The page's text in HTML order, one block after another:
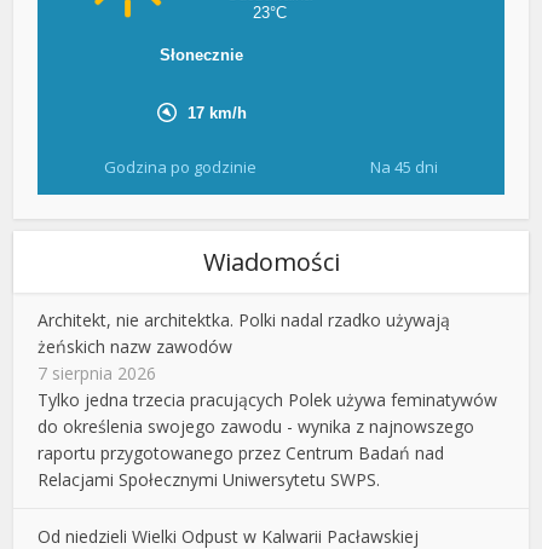
Godzina po godzinie Na 45 dni
Wiadomości
Architekt, nie architektka. Polki nadal rzadko używają
żeńskich nazw zawodów
7 sierpnia 2026
Tylko jedna trzecia pracujących Polek używa feminatywów
do określenia swojego zawodu - wynika z najnowszego
raportu przygotowanego przez Centrum Badań nad
Relacjami Społecznymi Uniwersytetu SWPS.
Od niedzieli Wielki Odpust w Kalwarii Pacławskiej